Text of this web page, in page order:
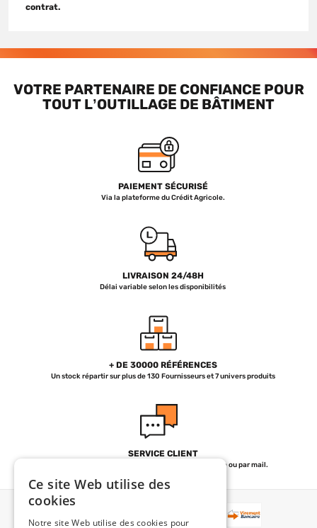
contrat.
VOTRE PARTENAIRE DE CONFIANCE POUR
TOUT L’OUTILLAGE DE BÂTIMENT
PAIEMENT SÉCURISÉ
Via la plateforme du Crédit Agricole.
LIVRAISON 24/48H
Délai variable selon les disponibilités
+ DE 30000 RÉFÉRENCES
Un stock répartir sur plus de 130 Fournisseurs et 7 univers produits
SERVICE CLIENT
de 07h30 à 12h et de 13h30 à 18h30 par téléphone ou par mail.
Ce site Web utilise des
cookies
Notre site Web utilise des cookies pour